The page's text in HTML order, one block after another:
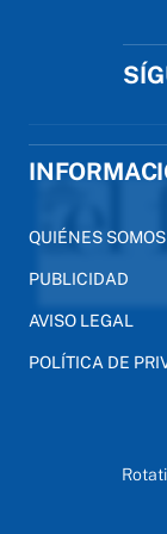
QUIÉNES SOMOS
PUBLICIDAD
AVISO LEGAL
POLÍTICA DE